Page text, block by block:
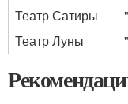
Театр Сатиры
Театр Луны